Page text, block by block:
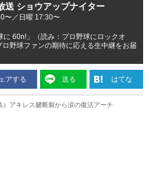
送 ショウアップナイター
〜／日曜 17:30〜
60n!」（読み：プロ野球にロックオ
野球ファンの期待に応える生中継をお届
アする 送る はてな
）アキレス腱断裂から涙の復活アーチ